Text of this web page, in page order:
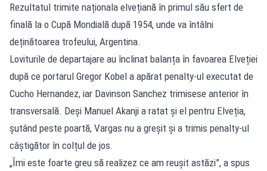
Rezultatul trimite naționala elvețiană în primul său sfert de
finală la o Cupă Mondială după 1954, unde va întâlni
deținătoarea trofeului, Argentina.
Loviturile de departajare au înclinat balanța în favoarea Elveției
după ce portarul Gregor Kobel a apărat penalty-ul executat de
Cucho Hernandez, iar Davinson Sanchez trimisese anterior în
transversală. Deși Manuel Akanji a ratat și el pentru Elveția,
șutând peste poartă, Vargas nu a greșit și a trimis penalty-ul
câștigător în colțul de jos.
„Îmi este foarte greu să realizez ce am reușit astăzi”, a spus